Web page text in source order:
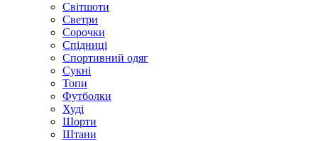
Світшоти
Светри
Сорочки
Спідниці
Спортивний одяг
Сукні
Топи
Футболки
Худі
Шорти
Штани